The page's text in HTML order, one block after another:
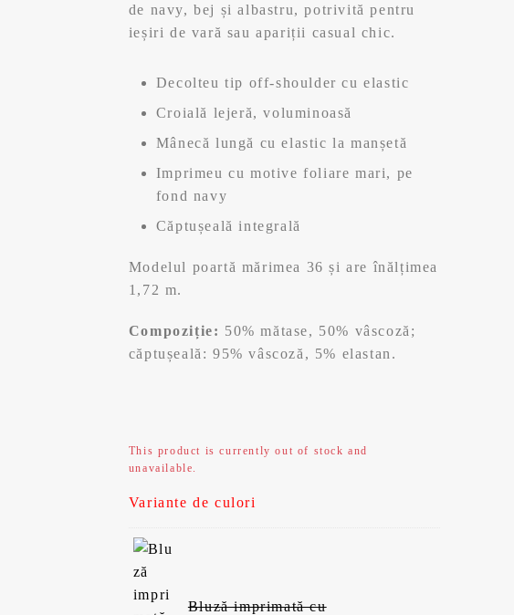
de navy, bej și albastru, potrivită pentru
ieșiri de vară sau apariții casual chic.
Decolteu tip off-shoulder cu elastic
Croială lejeră, voluminoasă
Mânecă lungă cu elastic la manșetă
Imprimeu cu motive foliare mari, pe
fond navy
Căptușeală integrală
Modelul poartă mărimea 36 și are înălțimea
1,72 m.
Compoziție: 50% mătase, 50% vâscoză;
căptușeală: 95% vâscoză, 5% elastan.
This product is currently out of stock and
unavailable.
Variante de culori
Bluză imprimată cu